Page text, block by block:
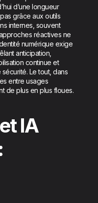
d’une longueur
grâce aux outils
internes, souvent
réactives ne
numérique exige
anticipation,
continue et
Le tout, dans
entre usages
de plus en plus floues.
IA